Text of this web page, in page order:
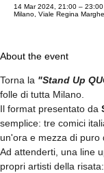
14 Mar 2024, 21:00 – 23:00
Milano, Viale Regina
About the event
Torna la "Stand Up
folle di tutta Milano.
Il format presentato da
semplice: tre comici
un'ora e mezza di puro
Ad attenderti, una line
propri artisti della risata: